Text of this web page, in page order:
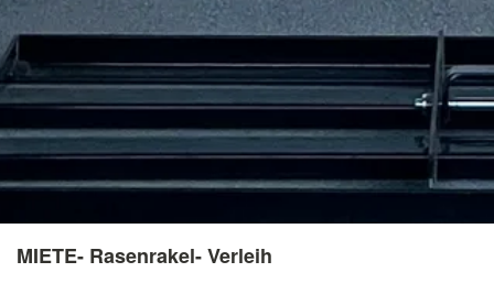
Anzeige aufgeben
MIETE- Rasenrakel- Verleih